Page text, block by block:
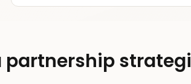
partnership